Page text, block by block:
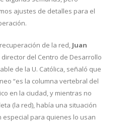
ajustes de detalles para el
de la red, Juan
director del Centro de Desarrollo
de la U. Católica, señaló que
“es la columna vertebral del
en la ciudad, y mientras no
(la red), había una situación
especial para quienes lo usan